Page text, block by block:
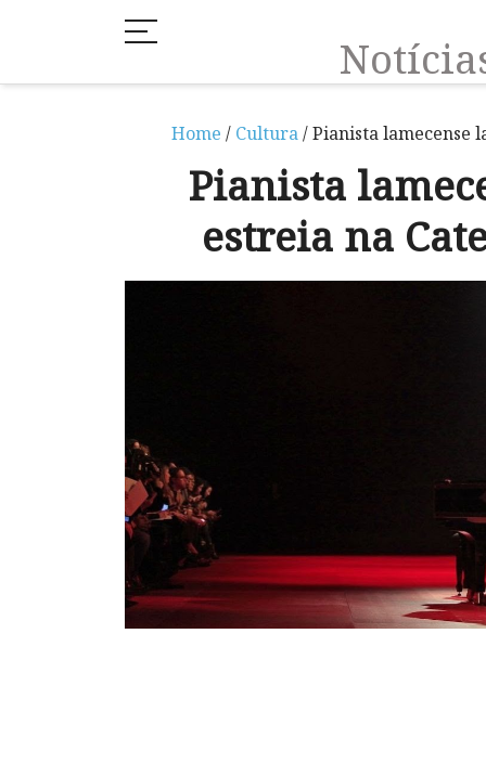
Home / Cultura/ Pianista lamecense
Pianista
estreia na